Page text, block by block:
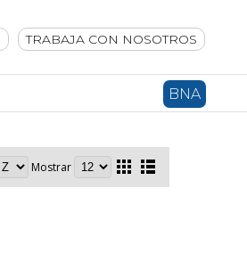
TRABAJA CON NOSOTROS
BNA
Mostrar